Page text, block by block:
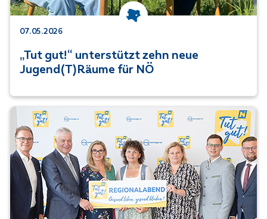
Kategorie: Niederösterreich
07.05.2026
„Tut gut!“ unterstützt zehn neue
Jugend(T)Räume für NÖ